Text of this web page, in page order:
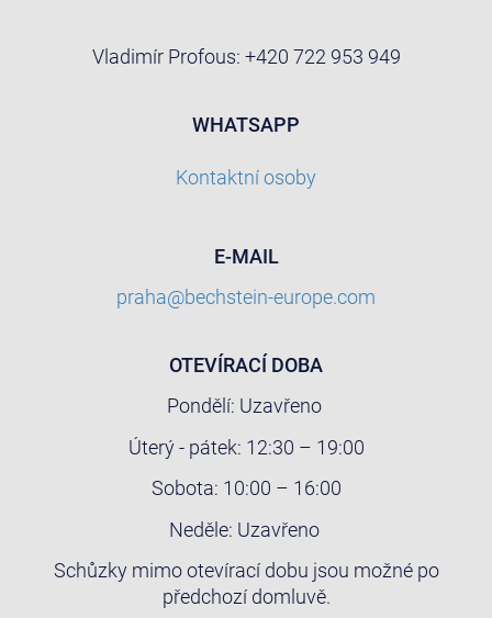
Vladimír Profous: +420 722 953 949
WHATSAPP
Kontaktní osoby
E-MAIL
praha@bechstein-europe.com
OTEVÍRACÍ DOBA
Pondělí: Uzavřeno
Úterý - pátek: 12:30 – 19:00
Sobota: 10:00 – 16:00
Neděle: Uzavřeno
Schůzky mimo otevírací dobu jsou možné po
předchozí domluvě.